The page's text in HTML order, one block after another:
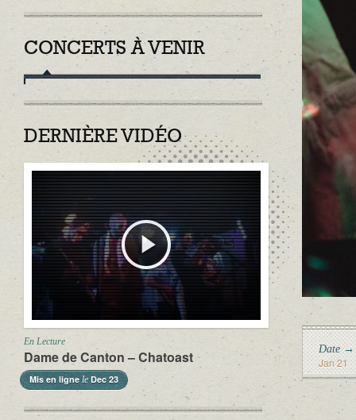
CONCERTS À VENIR
DERNIÈRE VIDÉO
En Lecture
Dame de Canton – Chatoast
Mis en ligneleDec 23
Date →
Jan 21